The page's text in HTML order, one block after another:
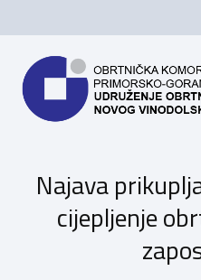
Najava
cijepljenje